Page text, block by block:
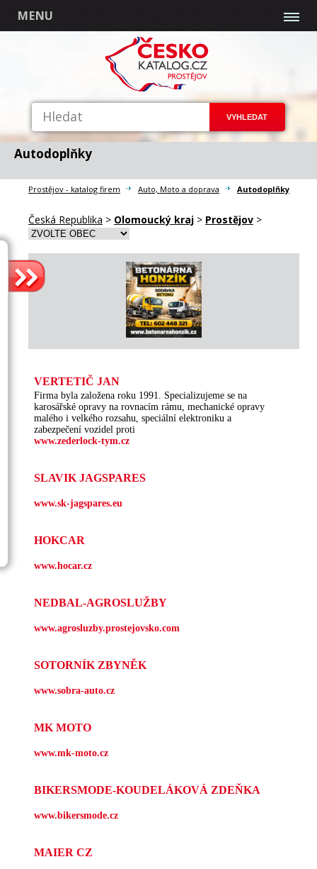
MENU
Autodoplňky
Prostějov - katalog firem Auto, Moto a doprava Autodoplňky
Česká Republika > Olomoucký kraj > Prostějov >
VERTETIČ JAN
Firma byla založena roku 1991. Specializujeme se na
karosářské opravy na rovnacím rámu, mechanické opravy
malého i velkého rozsahu, speciální elektroniku a
zabezpečení vozidel proti
www.zederlock-tym.cz
SLAVIK JAGSPARES
www.sk-jagspares.eu
HOKCAR
www.hocar.cz
NEDBAL-AGROSLUŽBY
www.agrosluzby.prostejovsko.com
SOTORNÍK ZBYNĚK
www.sobra-auto.cz
MK MOTO
www.mk-moto.cz
BIKERSMODE-KOUDELÁKOVÁ ZDEŇKA
www.bikersmode.cz
MAIER CZ